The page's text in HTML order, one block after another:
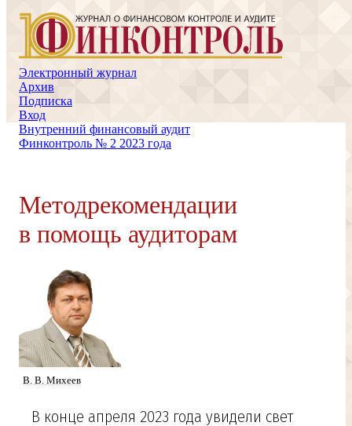
Электронный журнал
Архив
Подписка
Вход
Внутренний финансовый аудит
Финконтроль № 2 2023 года
Методрекомендации
в помощь аудиторам
В. В. Михеев
В конце апреля 2023 года увидели свет